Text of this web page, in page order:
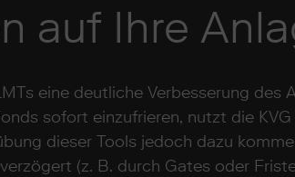
auf Ihre
eine deutliche Verbesserung des
sofort einzufrieren, nutzt die
dieser Tools jedoch dazu
(z. B. durch Gates oder